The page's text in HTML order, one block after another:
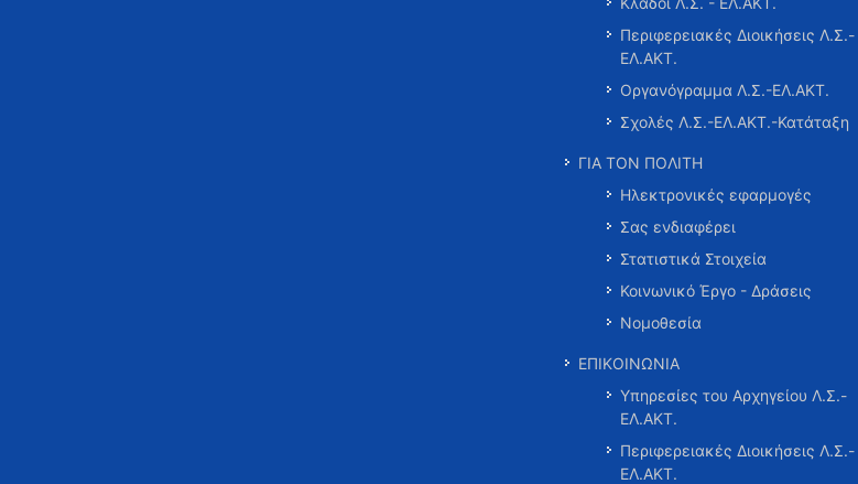
Περιφερειακές Διοικήσεις Λ.Σ.-
ΕΛ.ΑΚΤ.
Οργανόγραμμα Λ.Σ.-ΕΛ.ΑΚΤ.
Σχολές Λ.Σ.-ΕΛ.ΑΚΤ.-Κατάταξη
ΓΙΑ ΤΟΝ ΠΟΛΙΤΗ
Ηλεκτρονικές εφαρμογές
Σας ενδιαφέρει
Στατιστικά Στοιχεία
Κοινωνικό Έργο - Δράσεις
Νομοθεσία
ΕΠΙΚΟΙΝΩΝΙΑ
Υπηρεσίες του Αρχηγείου Λ.Σ.-
ΕΛ.ΑΚΤ.
Περιφερειακές Διοικήσεις Λ.Σ.-
ΕΛ.ΑΚΤ.